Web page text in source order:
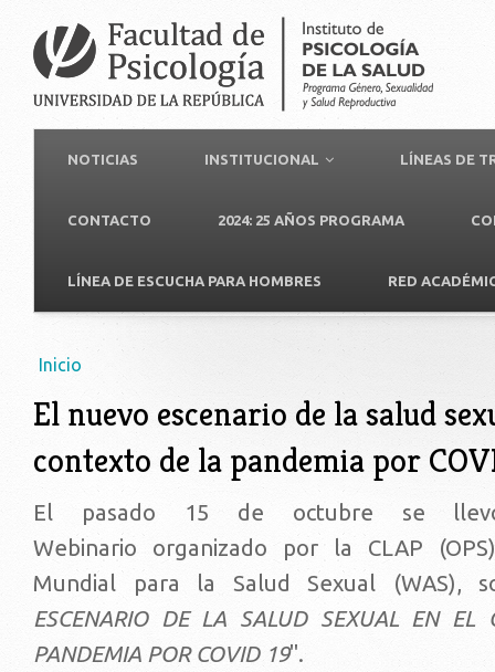
NOTICIAS INSTITUCIONAL LÍNEAS DE
CONTACTO 2024: 25 AÑOS PROGRAMA
LÍNEA DE ESCUCHA PARA HOMBRES RED
Usted está aquí
Inicio
El nuevo escenario de la salud
contexto de la pandemia por
El pasado 15 de octubre se
Webinario organizado por la CLAP
Mundial para la Salud Sexual (WAS),
ESCENARIO DE LA SALUD SEXUAL EN EL
PANDEMIA POR COVID 19".